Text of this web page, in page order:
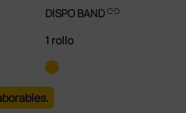
DISPO BANDlink
1 rollo